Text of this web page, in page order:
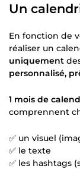
Un
En fonction de
réaliser un
uniquement
personnalisé,
1 mois de
comprennent
✅ un visuel
✅ le texte
✅ les hashtags